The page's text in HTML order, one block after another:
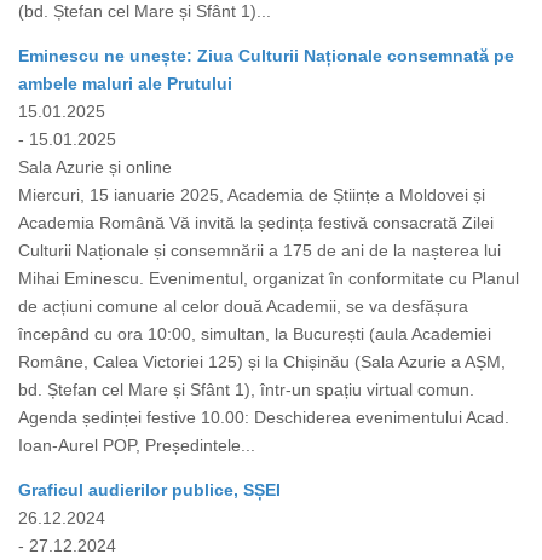
(bd. Ștefan cel Mare și Sfânt 1)...
Eminescu ne unește: Ziua Culturii Naționale consemnată pe
ambele maluri ale Prutului
15.01.2025
- 15.01.2025
Sala Azurie și online
Miercuri, 15 ianuarie 2025, Academia de Științe a Moldovei și
Academia Română Vă invită la ședința festivă consacrată Zilei
Culturii Naționale și consemnării a 175 de ani de la nașterea lui
Mihai Eminescu. Evenimentul, organizat în conformitate cu Planul
de acțiuni comune al celor două Academii, se va desfășura
începând cu ora 10:00, simultan, la București (aula Academiei
Române, Calea Victoriei 125) și la Chișinău (Sala Azurie a AȘM,
bd. Ștefan cel Mare și Sfânt 1), într-un spațiu virtual comun.
Agenda ședinței festive 10.00: Deschiderea evenimentului Acad.
Ioan-Aurel POP, Președintele...
Graficul audierilor publice, SȘEI
26.12.2024
- 27.12.2024